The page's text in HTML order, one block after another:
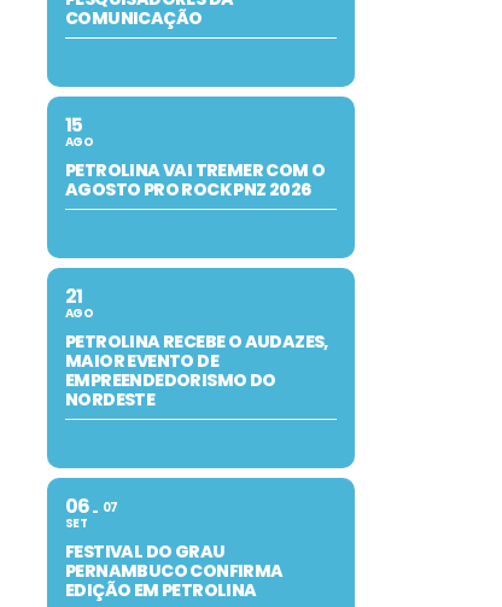
COMUNICAÇÃO
15
AGO
PETROLINA VAI TREMER COM O
AGOSTO PRO ROCK PNZ 2026
21
AGO
PETROLINA RECEBE O AUDAZES,
MAIOR EVENTO DE
EMPREENDEDORISMO DO
NORDESTE
06
SET
07
FESTIVAL DO GRAU
PERNAMBUCO CONFIRMA
EDIÇÃO EM PETROLINA